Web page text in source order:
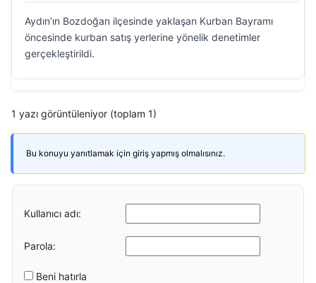
Aydın’ın Bozdoğan ilçesinde yaklaşan Kurban Bayramı
öncesinde kurban satış yerlerine yönelik denetimler
gerçekleştirildi.
1 yazı görüntüleniyor (toplam 1)
Bu konuyu yanıtlamak için giriş yapmış olmalısınız.
Kullanıcı adı:
Parola:
Beni hatırla